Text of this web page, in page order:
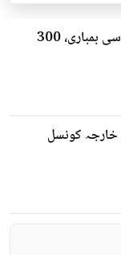
یوکرین: ماریوپول تھیٹر پر روسی بمباری، 300
خارجہ کونسل